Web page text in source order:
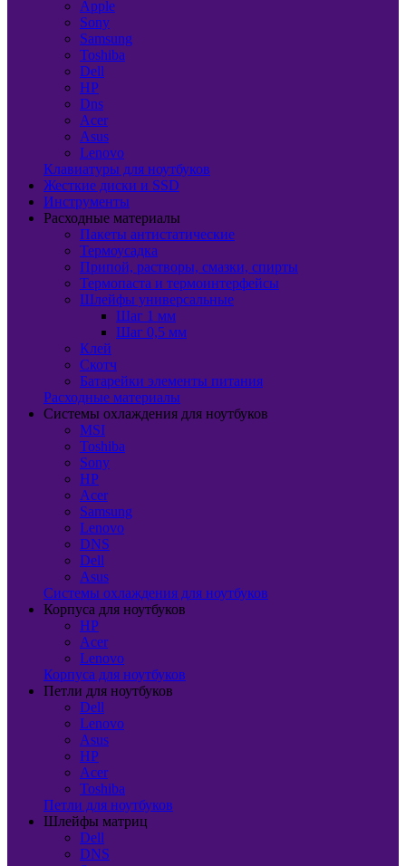
Apple
Sony
Samsung
Toshiba
Dell
HP
Dns
Acer
Asus
Lenovo
Клавиатуры для ноутбуков
Жесткие диски и SSD
Инструменты
Расходные материалы
Пакеты антистатические
Термоусадка
Припой, растворы, смазки, спирты
Термопаста и термоинтерфейсы
Шлейфы универсальные
Шаг 1 мм
Шаг 0,5 мм
Клей
Скотч
Батарейки элементы питания
Расходные материалы
Системы охлаждения для ноутбуков
MSI
Toshiba
Sony
HP
Acer
Samsung
Lenovo
DNS
Dell
Asus
Системы охлаждения для ноутбуков
Корпуса для ноутбуков
HP
Acer
Lenovo
Корпуса для ноутбуков
Петли для ноутбуков
Dell
Lenovo
Asus
HP
Acer
Toshiba
Петли для ноутбуков
Шлейфы матриц
Dell
DNS